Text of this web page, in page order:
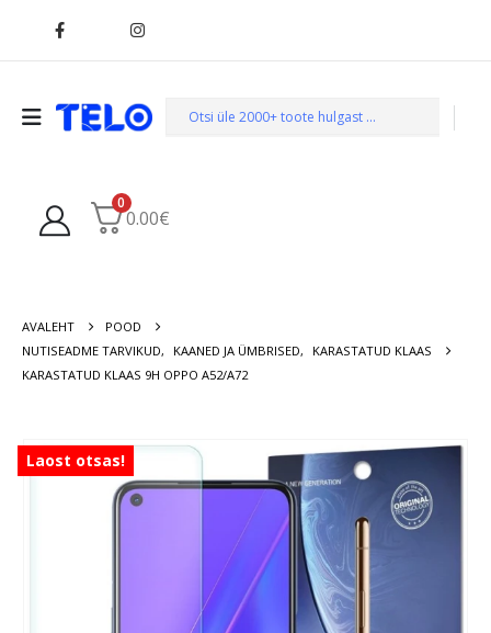
0
0.00€
AVALEHT
POOD
NUTISEADME TARVIKUD, KAANED JA ÜMBRISED,
KARASTATUD KLAAS
KARASTATUD KLAAS 9H OPPO A52/A72
Laost otsas!